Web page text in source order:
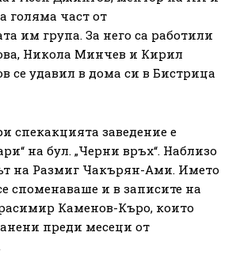
голяма част от
им група. За него са работили
Никола Минчев и Кирил
се удавил в дома си в Бистрица
спекакцията заведение е
на бул. „Черни връх“. Наблизо
на Размиг Чакърян-Ами. Името
споменаваше и в записите на
Каменов-Къро, които
преди месеци от